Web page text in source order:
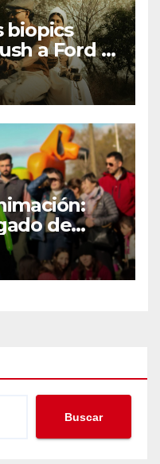
biopics
a Ford v
de
Buscar